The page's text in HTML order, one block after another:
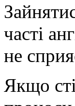
часті
не
Якщо